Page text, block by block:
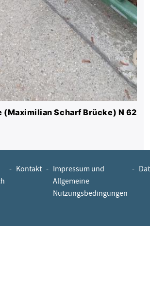
(Maximilian Scharf Brücke) N 62
- Kontakt - Impressum und
Allgemeine
Nutzungsbedingungen
-